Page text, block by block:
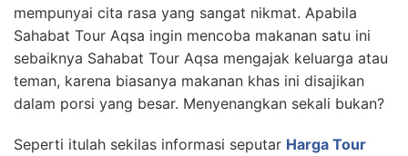
mempunyai cita rasa yang sangat nikmat. Apabila
Sahabat Tour Aqsa ingin mencoba makanan satu ini
sebaiknya Sahabat Tour Aqsa mengajak keluarga atau
teman, karena biasanya makanan khas ini disajikan
dalam porsi yang besar. Menyenangkan sekali bukan?
Seperti itulah sekilas informasi seputar Harga Tour